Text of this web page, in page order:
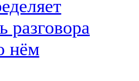
разговора
нём